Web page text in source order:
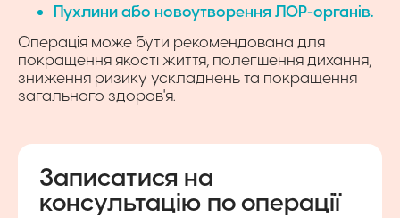
Пухлини або новоутворення ЛОР-органів.
Операція може бути рекомендована для
покращення якості життя, полегшення дихання,
зниження ризику ускладнень та покращення
загального здоров'я.
Записатися на
консультацію по операції